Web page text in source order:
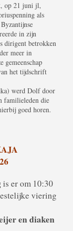
op 21 juni jl,
als
in zijn
dirigent betrokken
meer in
gemeenschap
het tijdschrift
werd Dolf door
familieleden die
goed horen.
is er om 10:30
viering
en diaken